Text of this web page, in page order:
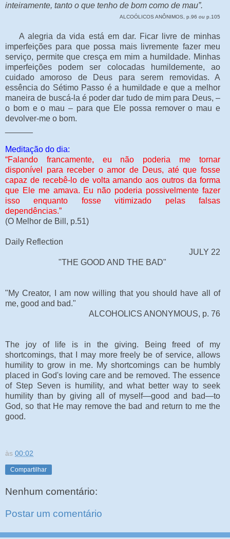
inteiramente, tanto o que tenho de bom como de mau”.
ALCOÓLICOS ANÔNIMOS, p.96 oup.105
A alegria da vida está em dar. Ficar livre de minhas
imperfeições para que possa mais livremente fazer meu
serviço, permite que cresça em mim a humildade. Minhas
imperfeições podem ser colocadas humildemente, ao
cuidado amoroso de Deus para serem removidas. A
essência do Sétimo Passo é a humildade e que a melhor
maneira de buscá-la é poder dar tudo de mim para Deus, –
o bom e o mau – para que Ele possa remover o mau e
devolver-me o bom.
Meditação do dia:
“Falando francamente, eu não poderia me tornar
disponível para receber o amor de Deus, até que fosse
capaz de recebê-lo de volta amando aos outros da forma
que Ele me amava. Eu não poderia possivelmente fazer
isso enquanto fosse vitimizado pelas falsas
dependências.”
(O Melhor de Bill, p.51)
Daily Reflection
JULY 22
"THE GOOD AND THE BAD"
"My Creator, I am now willing that you should have all of
me, good and bad."
ALCOHOLICS ANONYMOUS, p. 76
The joy of life is in the giving. Being freed of my
shortcomings, that I may more freely be of service, allows
humility to grow in me. My shortcomings can be humbly
placed in God's loving care and be removed. The essence
of Step Seven is humility, and what better way to seek
humility than by giving all of myself—good and bad—to
God, so that He may remove the bad and return to me the
good.
às 00:02
Compartilhar
Nenhum comentário:
Postar um comentário